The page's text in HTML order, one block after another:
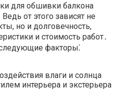
для обшивки балкона
от этого зависят не
но и долговечность,
и стоимость работ․
факторы⁚
влаги и солнца
интерьера и экстерьера